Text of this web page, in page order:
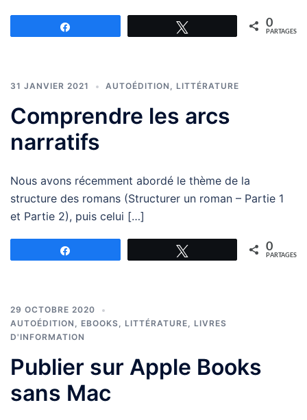
0
PARTAGES
31 JANVIER 2021 AUTOÉDITION , LITTÉRATURE
Comprendre les arcs
narratifs
Nous avons récemment abordé le thème de la
structure des romans (Structurer un roman – Partie 1
et Partie 2), puis celui […]
0
PARTAGES
29 OCTOBRE 2020
AUTOÉDITION , EBOOKS, LITTÉRATURE, LIVRES
D'INFORMATION
Publier sur Apple Books
sans Mac